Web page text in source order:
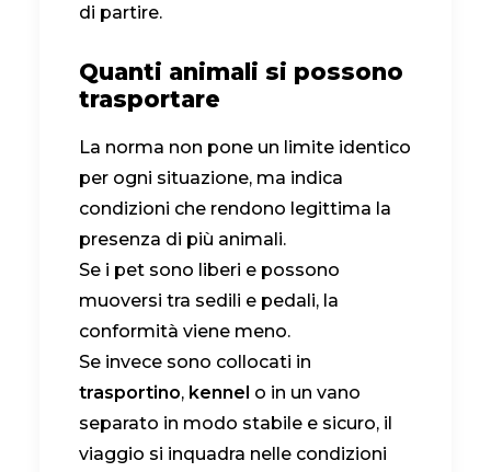
di partire.
Quanti animali si possono
trasportare
La norma non pone un limite identico
per ogni situazione, ma indica
condizioni che rendono legittima la
presenza di più animali.
Se i pet sono liberi e possono
muoversi tra sedili e pedali, la
conformità viene meno.
Se invece sono collocati in
trasportino, kennel o in un vano
separato in modo stabile e sicuro, il
viaggio si inquadra nelle condizioni